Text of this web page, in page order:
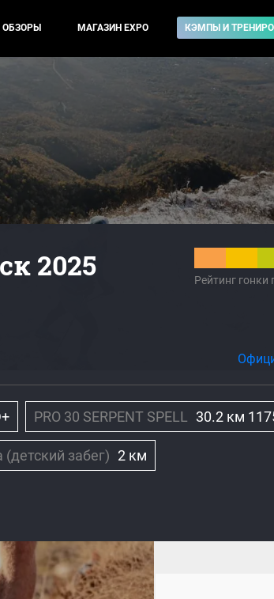
ОБЗОРЫ МАГАЗИН EXPO КЭМПЫ И
2025 Рейтинг гонки
PRO 30 SERPENT SPELL 30.2 км
забег) 2 км